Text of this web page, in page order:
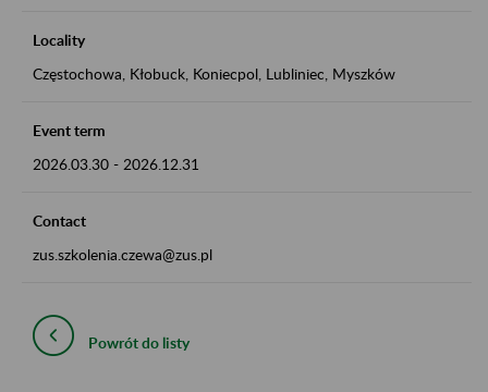
Locality
Częstochowa, Kłobuck, Koniecpol, Lubliniec, Myszków
Event term
2026.03.30 - 2026.12.31
Contact
zus.szkolenia.czewa@zus.pl
Powrót do listy